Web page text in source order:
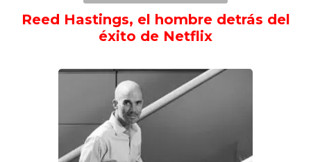
Reed Hastings, el hombre detrás del
éxito de Netflix